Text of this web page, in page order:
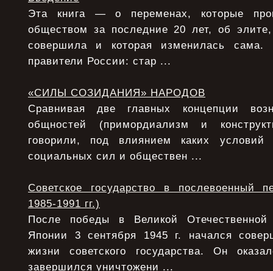
Эта книга — о переменах, которые
обществом за последние 20 лет, об
совершила и которая изменилась
правители России: стар ...
«СИЛЫ СОЗИДАНИЯ» НАРОДОВ
Сравнивая две главных концепции
общностей (примордиализм и
говорили, под влиянием каких
социальных сил и обществен ...
Советское государство в послевоенный
1985-1991 гг.)
После победы в Великой
Японии 3 сентября 1945 г. начался
жизни советского государства. Он
завершился уничтожени ...